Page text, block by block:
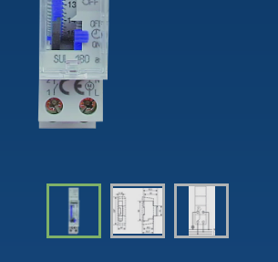
og bevegelsesdetektor
og brosjyrer
hos Theben
over